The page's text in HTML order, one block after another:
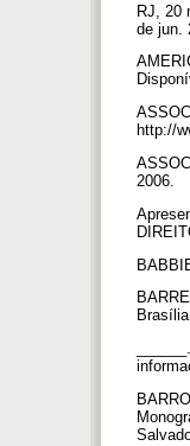
RJ, 20
de jun.
http://
2006.